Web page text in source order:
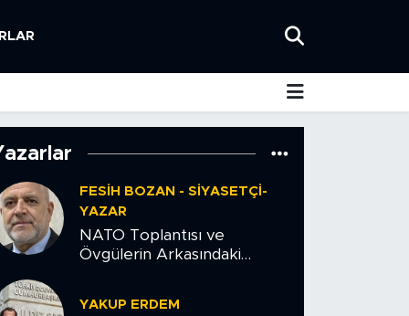
FESIH BOZAN - SIYASETÇI-
YAZAR
NATO Toplantısı ve
Övgülerin Arkasındaki
YAKUP ERDEM